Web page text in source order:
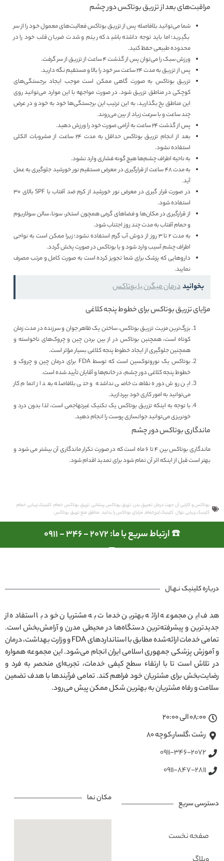
مراقبت‌های بعد از تزریق بوتاکس دور چشم
شما می‌توانید بلافاصله پس از تزریق بوتاکس فعالیت‌های معمول خود را از سر
بگیرید؛ اما باید توجه داشته باشید که ریتم و شدت ضربان قلب خود را در
محدوده طبیعی حفظ کنید.
ورزش سبک را می‌توان پس از گذشت 4 ساعت از تزریق از سر گرفت.
پس از تزریق به مدت 24 ساعت سر خود را بالا و مستقیم نگه دارید.
تزریق بوتاکس به صورت گاهی ممکن است موجب ایجاد برجستگی‌های
کوچکی در مناطق تزریق شود. در صورت مواجهه با این موارد می‌توانید روی
این مناطق یخ بگذارید، به این ترتیب این برجستگی‌ها خود به خود و در عرض
چند ساعت و با سرعت زیاد از بین می‌روند.
پس از گذشت 24 ساعت به آرامی صورت خود را ورزش دهید.
بعد از انجام تزریق بوتاکس حداقل به مدت ۲۴ ساعت از مشروبات الکلی
استفاده نشود.
به ناحیه اطراف چشم‌ها هیچ گونه فشاری وارد نشود.
به مدت ۴۸ ساعت از قرارگیری در معرض مستقیم نور خورشید جلوگیری به عمل
آید.
در صورت قرار گیری در معرض نور خورشید از کرم ضد آفتاب با SPF بالای ۳۰
استفاده شود.
از قرارگیری در مکان‌ها و فضاهای گرمی همچون استخر، سونا، سالن سولاریوم
و حمام آفتاب به مدت چند روز اجتناب شود.
به مدت 2 تا 3 روز از دوش آب گرم استفاده نشود؛ زیرا ممکن است به نواحی
اطراف چشم آسیب وارد شود و یا بوتاکس در صورت پخش گردد.
داروهایی که پزشک برای شما تجویز کرده است به صورت کامل و مرتب مصرف
نمایید.
بخوانیددرمان میگرن با بوتاکس
مزایای تزریق بوتاکس برای خطوط پنجه کلاغی
بزرگ‌ترین مزیت تزریق بوتاکس، ساختن یک ظاهر جوان و سرزنده در مدت زمان
کوتاه است، همچنین بوتاکس در از بین بردن چین و چروک‌های ناخواسته و
همچنین جلوگیری از ایجاد خطوط پنجه کلاغی بسیار مؤثر است.
بوتاکس یک نوروتوکسین است که توسط FDA برای درمان چین و چروک و
خطوط پنجه کلاغی دور چشم، در خانم‌ها و آقایان تأیید شده است.
این روش دوره نقاهت خاصی نداشته و حتی بلافاصله بعد از اتمام کار
می‌توانید به امور کاری خود بپردازید.
با توجه به اینکه تزریق بوتاکس یک تکنیک غیرتهاجمی است، لذا بدون درد و
خونریزی می‌توانید جوانسازی پوست را انجام دهید.
ماندگاری بوتاکس دور چشم
ماندگاری بوتاکس بین 4 تا 6 ماه است که در صورت تکرار ماندگاری آن بیشتر می شود و
بهتر است قبل از اینکه اثر آن تمام شود برای تمدید اقدام شود.
بوتاکس و کارایی آن جهت درمان تعریق بدن تزریق بوتاکس پیشانی تزریق بوتاکس خمام کلینیک زیبایی خمام
کلینیک زیبایی نهال کلینیک لیزرخمام مزایای بوتاکس را بدانید مناطق منع تزریق بوتاکس
☎️ ارتباط سریع با ما: 2072 - 346 - 0911
درباره کلینیک نـهـال
هدف این مجموعه ارائه بهترین خدمات به مشتریان خود با استفاده از
جدیدترین و پیشرفته‌ترین دستگاه‌ها در محیطی مدرن و آرامش‌بخش است.
تمامی خدمات ارائه‌شده مطابق با استانداردهای FDA و وزارت بهداشت، درمان
و آموزش پزشکی جمهوری اسلامی ایران انجام می‌شود. این مجموعه همواره
در تلاش است تا با ارتقاء سطح کیفی خدمات، تجربه‌ای منحصر به فرد و
رضایت‌بخش برای مشتریان خود فراهم کند. تمامی فرآیندها با هدف تضمین
سلامت و رفاه مشتریان به بهترین شکل ممکن پیش می‌رود.
08:00 الی 20:00
رشت ،گلسار،کوچه ۸۰
0911-346-2072
0911-847-2811
دسترسی سریع
صفحه نخست
مکان نما